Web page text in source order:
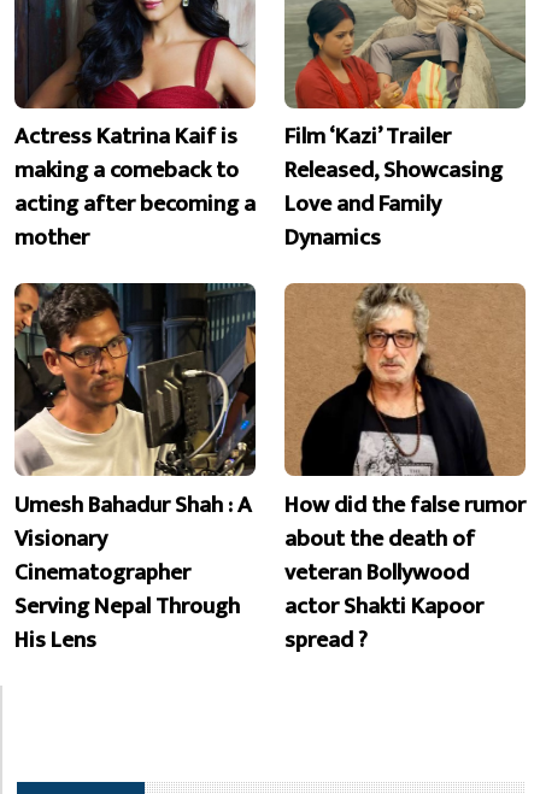
Actress Katrina Kaif is
making a comeback to
acting after becoming a
mother
Film ‘Kazi’ Trailer
Released, Showcasing
Love and Family
Dynamics
Umesh Bahadur Shah : A
Visionary
Cinematographer
Serving Nepal Through
His Lens
How did the false rumor
about the death of
veteran Bollywood
actor Shakti Kapoor
spread ?